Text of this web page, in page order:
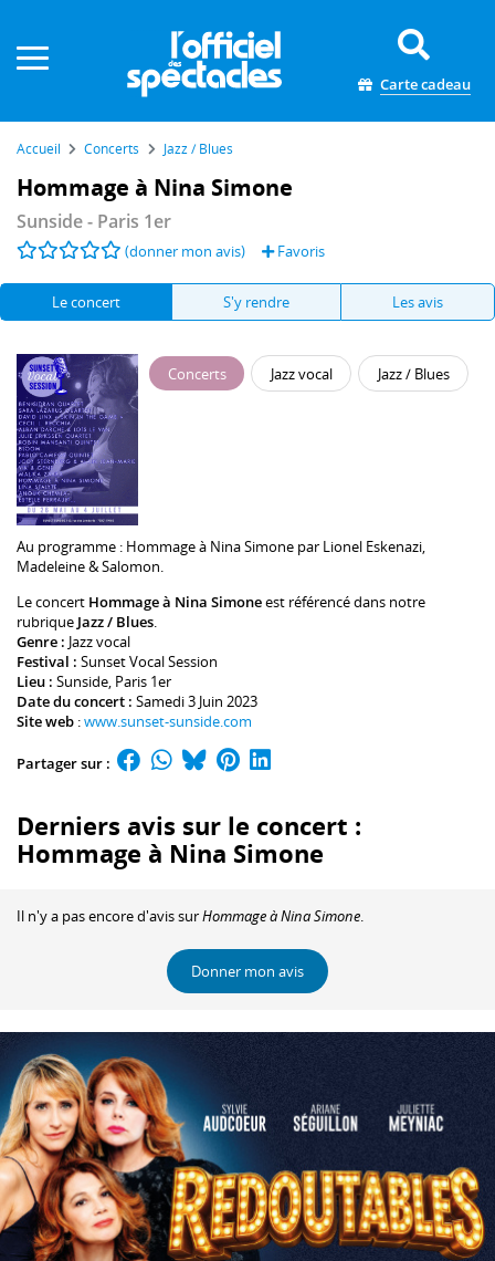
Carte cadeau
Accueil Concerts Jazz / Blues
Hommage à Nina Simone
Sunside- Paris 1er
(donner mon avis) Favoris
Le concert S'y rendre Les avis
Concerts Jazz vocal Jazz / Blues
Au programme : Hommage à Nina Simone par Lionel Eskenazi,
Madeleine & Salomon.
Le concert Hommage à Nina Simoneest référencé dans notre
rubrique Jazz / Blues.
Genre : Jazz vocal
Festival : Sunset Vocal Session
Lieu : Sunside, Paris 1er
Date du concert : Samedi 3 Juin 2023
Site web :www.sunset-sunside.com
Partager sur :
Derniers avis sur le concert :
Hommage à Nina Simone
Il n'y a pas encore d'avis surHommage à Nina Simone.
Donner mon avis